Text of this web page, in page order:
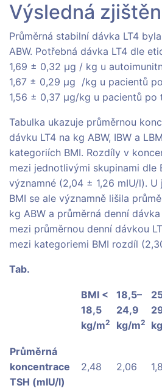
Výsledná
Průměrná stabilní dávka LT4
ABW. Potřebná dávka LT4 dle
1,69 ± 0,32 µg / kg u
1,67 ± 0,29 µg /kg u pacientů
1,56 ± 0,37 µg/kg u pacientů po
Tabulka ukazuje průměrnou
dávku LT4 na kg ABW, IBW a
kategoriích BMI. Rozdíly v
mezi jednotlivými skupinami dle
významné (2,04 ± 1,26 mIU/l).
BMI se ale významně lišila
kg ABW a průměrná denní
mezi průměrnou denní dávkou
mezi kategoriemi BMI rozdíl
Tab.
BMI <
18,5
kg/m2
18,5–
24,9
kg/m2
Průměrná
koncentrace
TSH (mIU/l)
2,48 2,06